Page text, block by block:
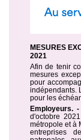
MESURES
2021
Afin de tenir
mesures
pour
indépendants.
pour les
Employeurs. -
d'octobre
métropole et à
entreprises